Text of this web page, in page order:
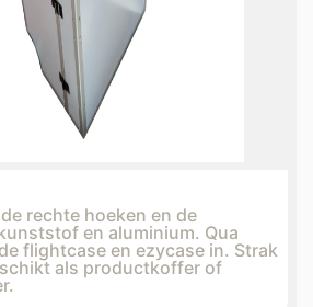
rechte hoeken en de
en aluminium. Qua
flightcase en ezycase in. Strak
als productkoffer of